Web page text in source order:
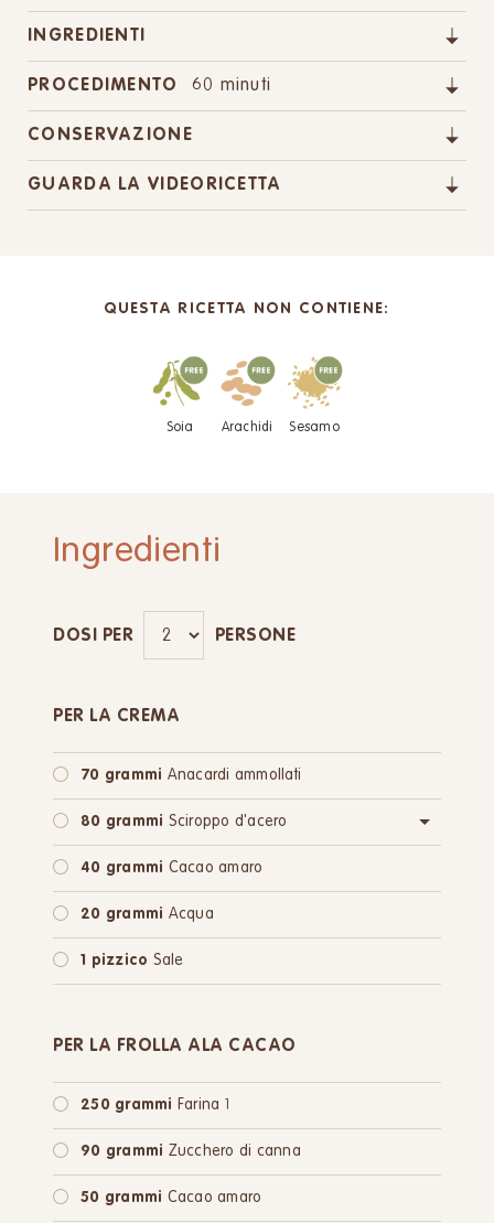
INGREDIENTI
PROCEDIMENTO 60 minuti
CONSERVAZIONE
GUARDA LA VIDEORICETTA
QUESTA RICETTA NON CONTIENE:
Soia Arachidi Sesamo
Ingredienti
DOSI PER PERSONE
PER LA CREMA
70 grammi Anacardi ammollati
80 grammi Sciroppo d'acero
oppure:80 grammiZucchero di canna
40 grammi Cacao amaro
20 grammi Acqua
1 pizzico Sale
PER LA FROLLA ALA CACAO
250 grammi Farina 1
90 grammi Zucchero di canna
50 grammi Cacao amaro